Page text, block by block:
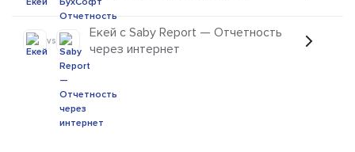
vs
Екей с Saby Report — Отчетность
через интернет